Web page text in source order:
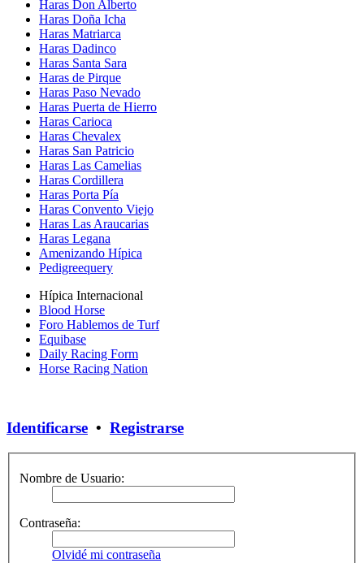
Haras Don Alberto
Haras Doña Icha
Haras Matriarca
Haras Dadinco
Haras Santa Sara
Haras de Pirque
Haras Paso Nevado
Haras Puerta de Hierro
Haras Carioca
Haras Chevalex
Haras San Patricio
Haras Las Camelias
Haras Cordillera
Haras Porta Pía
Haras Convento Viejo
Haras Las Araucarias
Haras Legana
Amenizando Hípica
Pedigreequery
Hípica Internacional
Blood Horse
Foro Hablemos de Turf
Equibase
Daily Racing Form
Horse Racing Nation
Identificarse • Registrarse
Nombre de Usuario:
Contraseña:
Olvidé mi contraseña